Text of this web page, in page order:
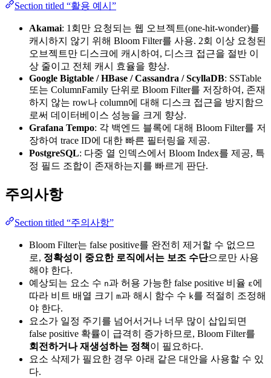
Section titled “활용 예시”
Akamai: 1회만 요청되는 웹 오브젝트(one-hit-wonder)를
캐시하지 않기 위해 Bloom Filter를 사용. 2회 이상 요청된
오브젝트만 디스크에 캐시하여, 디스크 접근을 절반 이
상 줄이고 전체 캐시 효율을 향상.
Google Bigtable / HBase / Cassandra / ScyllaDB: SSTable
또는 ColumnFamily 단위로 Bloom Filter를 저장하여, 존재
하지 않는 row나 column에 대해 디스크 접근을 방지함으
로써 데이터베이스 성능을 크게 향상.
Grafana Tempo: 각 백엔드 블록에 대해 Bloom Filter를 저
장하여 trace ID에 대한 빠른 필터링을 제공.
PostgreSQL: 다중 열 인덱스에서 Bloom Index를 제공, 특
정 필드 조합이 존재하는지를 빠르게 판단.
주의사항
Section titled “주의사항”
Bloom Filter는 false positive를 완전히 제거할 수 없으므
로, 정확성이 중요한 로직에서는 보조 수단으로만 사용
해야 한다.
예상되는 요소 수 n과 허용 가능한 false positive 비율 ε에
따라 비트 배열 크기 m과 해시 함수 수 k를 적절히 조정해
야 한다.
요소가 일정 주기를 넘어서거나 너무 많이 삽입되면
false positive 확률이 급격히 증가하므로, Bloom Filter를
회전하거나 재생성하는 정책이 필요하다.
요소 삭제가 필요한 경우 아래 같은 대안을 사용할 수 있
다.